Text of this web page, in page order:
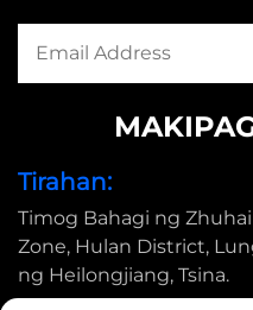
Tirahan:
Timog Bahagi ng
Zone, Hulan District,
ng Heilongjiang, Tsina.